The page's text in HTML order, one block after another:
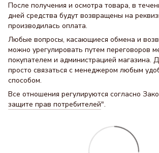
После получения и осмотра товара, в
дней средства будут возвращены на
производилась оплата.
Любые вопросы, касающиеся обмена и
можно урегулировать путем переговоров
покупателем и администрацией магазина.
просто связаться с менеджером любым
способом.
Все отношения регулируются согласно
защите прав потребителей".